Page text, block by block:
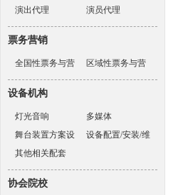
演出代理
演员代理
票务营销
全国性票务与营
销机构
区域性票务与营
销机构
设备机构
灯光音响
多媒体
舞台装置方案设
计
设备配置/安装/维
其他相关配套
协会院校